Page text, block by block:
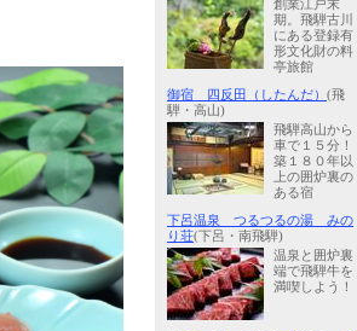
創業江戸末
期。飛騨古川
にある登録有
形文化財の料
亭旅館
御宿 四反田（したんだ） (飛
騨・高山)
飛騨高山から
車で１５分！
築１８０年以
上の囲炉裏の
ある宿
下呂温泉 つるつるの湯 みの
り荘(下呂・南飛騨)
温泉と囲炉裏
端で飛騨牛を
満喫しよう！